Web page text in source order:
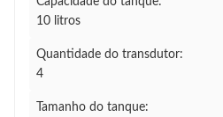
10 litros
Quantidade do transdutor:
4
Tamanho do tanque: